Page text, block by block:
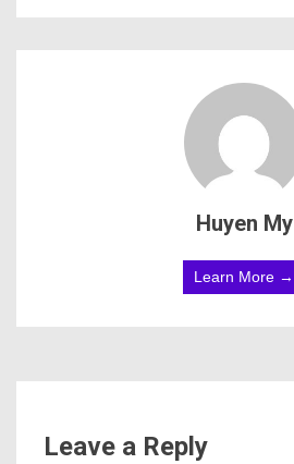
Huyen My
Learn More →
Leave a Reply